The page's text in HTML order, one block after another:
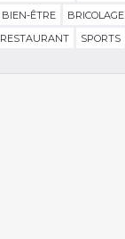
BIEN-ÊTRE
BRICOLAGE
RESTAURANT SPORTS